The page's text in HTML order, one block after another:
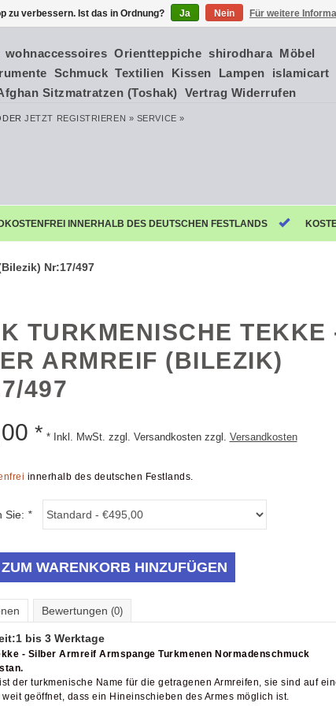
wohnaccessoires Orientteppiche shirodhara Möbel
Schmuck Textilien Kissen Lampen
islamicart
Sitzmatratzen (Toshak) Vertrag Widerrufen
JETZT REGISTRIEREN » SERVICE »
INNERHALB DES DEUTSCHEN FESTLANDS
Nr:17/497
TURKMENISCHE TEKKE
ARMREIF (BILEZIK)
497
* * Inkl. MwSt. zzgl. Versandkosten zzgl. Versandkosten
innerhalb des deutschen Festlands.
Sie: *
ZUM WARENKORB HINZUFÜGEN
Bewertungen (0)
1 bis 3 Werktage
- Silber Armreif Armspange Turkmenen Normadenschmuck
ist der turkmenische Name für die getragenen Armreifen, sie sind auf
weit geöffnet, dass ein Hineinschieben des Armes möglich ist.
zu verbessern. Ist das in Ordnung? Ja Nein Für weitere